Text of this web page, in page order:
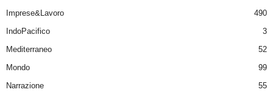
Imprese&Lavoro
490
IndoPacifico
3
Mediterraneo
52
Mondo
99
Narrazione
55